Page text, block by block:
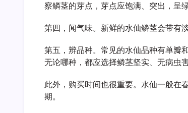
察鳞茎的芽点，芽点应饱满、突出，呈
第四，闻气味。新鲜的水仙鳞茎会带有
第五，辨品种。常见的水仙品种有单瓣
无论哪种，都应选择鳞茎坚实、无病虫害
此外，购买时间也很重要。水仙一般在
期。